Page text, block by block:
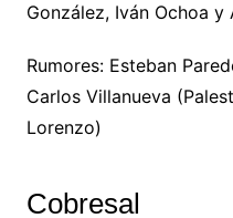
González, Iván Ochoa y
Rumores: Esteban
Carlos Villanueva
Lorenzo)
Cobresal